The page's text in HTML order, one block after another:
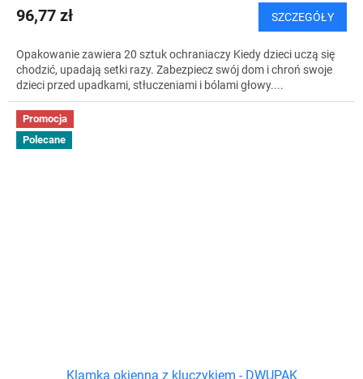
96,77 zł SZCZEGÓŁY
Opakowanie zawiera 20 sztuk ochraniaczy Kiedy dzieci uczą się
chodzić, upadają setki razy. Zabezpiecz swój dom i chroń swoje
dzieci przed upadkami, stłuczeniami i bólami głowy....
Promocja
Polecane
Klamka okienna z kluczykiem - DWUPAK